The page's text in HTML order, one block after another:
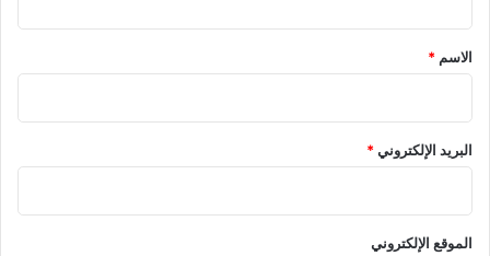
*
الاسم *
البريد الإلكتروني*
الموقع الإلكتروني